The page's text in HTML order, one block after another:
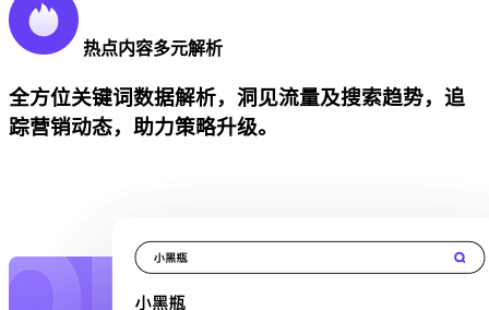
热点内容多元解析
全方位关键词数据解析，洞见流量及搜索趋势，追
踪营销动态，助力策略升级。